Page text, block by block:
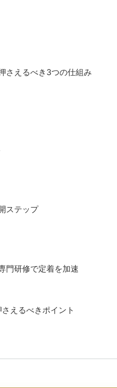
さえるべき3つの仕組み
ステップ
門研修で定着を加速
えるべきポイント